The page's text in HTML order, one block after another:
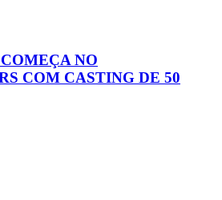
NO
COM CASTING DE 50